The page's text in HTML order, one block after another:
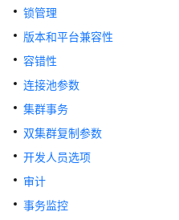
门
用
户
指
开
发
南
锁管理
版本和平台兼容性
容错性
连接池参数
集群事务
双集群复制参数
开发人员选项
审计
事务监控